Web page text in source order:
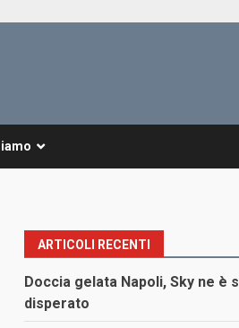
ARTICOLI RECENTI
Doccia gelata Napoli, Sky ne è
disperato